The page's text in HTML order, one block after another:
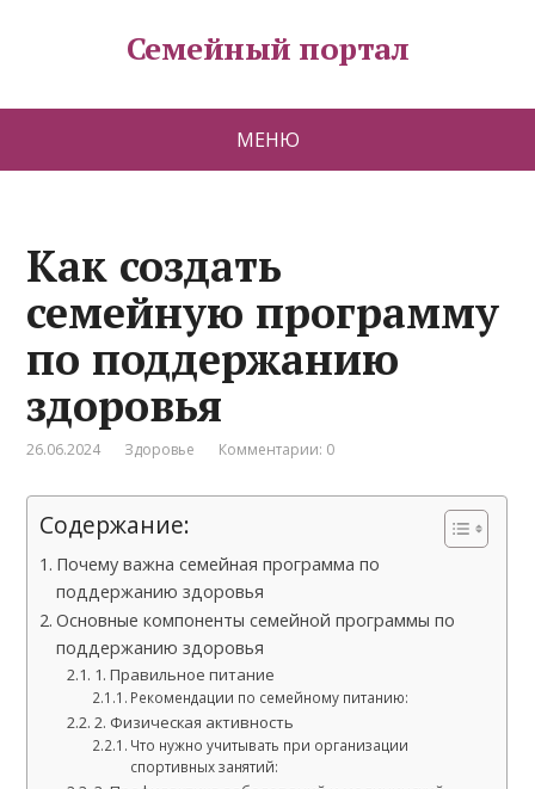
Семейный портал
МЕНЮ
Как создать
семейную программу
по поддержанию
здоровья
26.06.2024 Здоровье Комментарии: 0
Содержание:
Почему важна семейная программа по
поддержанию здоровья
Основные компоненты семейной программы по
поддержанию здоровья
1. Правильное питание
Рекомендации по семейному питанию:
2. Физическая активность
Что нужно учитывать при организации
спортивных занятий: